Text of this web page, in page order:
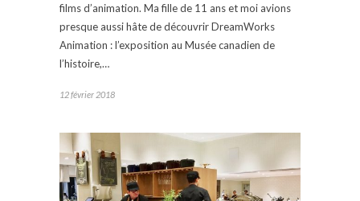
films d’animation. Ma fille de 11 ans et moi avions
presque aussi hâte de découvrir DreamWorks
Animation : l’exposition au Musée canadien de
l’histoire,…
12 février 2018